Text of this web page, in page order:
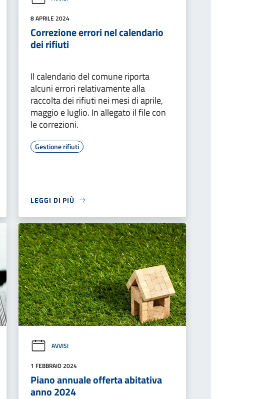
8 APRILE 2024
Correzione errori nel calendario
dei rifiuti
Il calendario del comune riporta
alcuni errori relativamente alla
raccolta dei rifiuti nei mesi di aprile,
maggio e luglio. In allegato il file con
le correzioni.
Gestione rifiuti
LEGGI DI PIÙ
AVVISI
1 FEBBRAIO 2024
Piano annuale offerta abitativa
anno 2024